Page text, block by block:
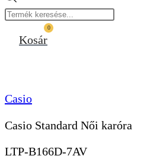
search
0
Kosár
Casio
Casio Standard Női karóra
LTP-B166D-7AV